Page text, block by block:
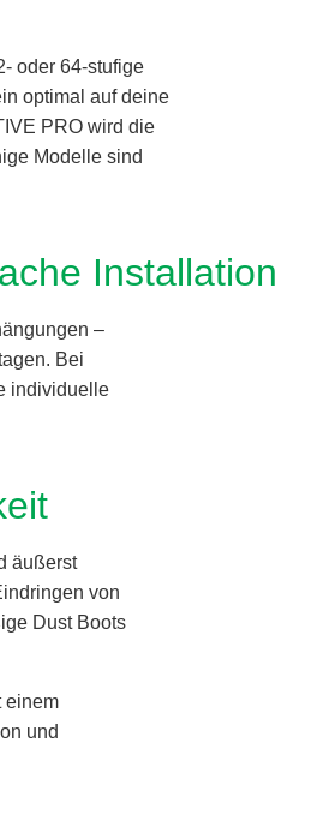
oder 64-stufige
optimal auf deine
PRO wird die
Modelle sind
Installation
–
Bei
individuelle
äußerst
von
Dust Boots
einem
und